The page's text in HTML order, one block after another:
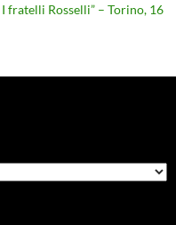
fratelli Rosselli” – Torino, 16